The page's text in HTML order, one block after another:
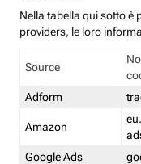
Nella tabella qui sotto è
providers, le loro
Source
Adform
Amazon
Google Ads